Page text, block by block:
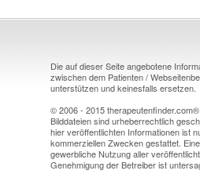
Die auf dieser Seite angebotene
zwischen dem Patienten /
unterstützen und keinesfalls ersetzen.
© 2006 - 2015
Bilddateien sind urheberrechtlich
hier veröffentlichten Informationen ist
kommerziellen Zwecken gestattet.
gewerbliche Nutzung aller
Genehmigung der Betreiber ist